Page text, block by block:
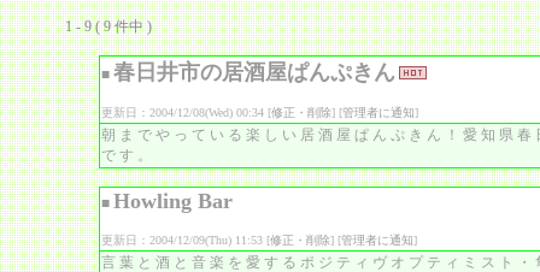
1 - 9 ( 9 件中 )
■ 春日井市の居酒屋ぱんぷきん
更新日：2004/12/08(Wed) 00:34 [修正・削除] [管理者に通知]
朝までやっている楽しい居酒屋ぱんぷきん！愛知県
です。
■ Howling Bar
更新日：2004/12/09(Thu) 11:53 [修正・削除] [管理者に通知]
言葉と酒と音楽を愛するポジティヴオプティミスト